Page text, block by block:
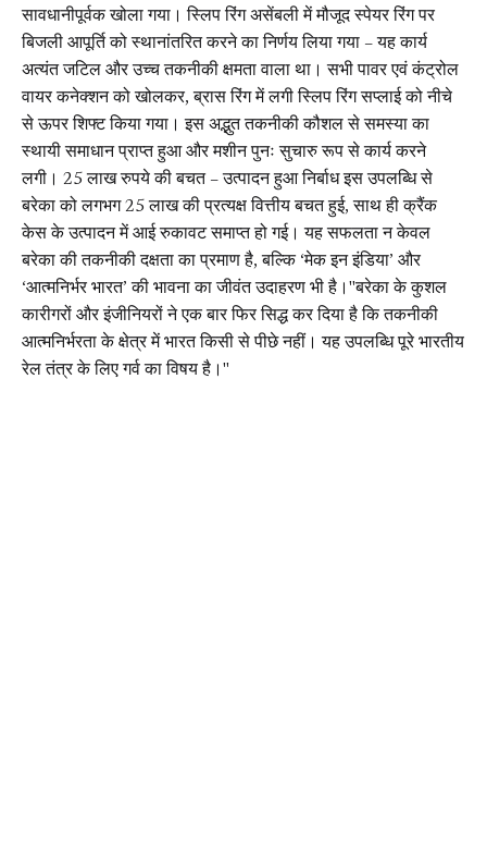
सावधानीपूर्वक खोला गया। स्लिप रिंग असेंबली में मौजूद स्पेयर रिंग पर
बिजली आपूर्ति को स्थानांतरित करने का निर्णय लिया गया – यह कार्य
अत्यंत जटिल और उच्च तकनीकी क्षमता वाला था। सभी पावर एवं कंट्रोल
वायर कनेक्शन को खोलकर, ब्रास रिंग में लगी स्लिप रिंग सप्लाई को नीचे
से ऊपर शिफ्ट किया गया। इस अद्भुत तकनीकी कौशल से समस्या का
स्थायी समाधान प्राप्त हुआ और मशीन पुनः सुचारु रूप से कार्य करने
लगी। 25 लाख रुपये की बचत – उत्पादन हुआ निर्बाध इस उपलब्धि से
बरेका को लगभग ₹25 लाख की प्रत्यक्ष वित्तीय बचत हुई, साथ ही क्रैंक
केस के उत्पादन में आई रुकावट समाप्त हो गई। यह सफलता न केवल
बरेका की तकनीकी दक्षता का प्रमाण है, बल्कि ‘मेक इन इंडिया’ और
‘आत्मनिर्भर भारत’ की भावना का जीवंत उदाहरण भी है।"बरेका के कुशल
कारीगरों और इंजीनियरों ने एक बार फिर सिद्ध कर दिया है कि तकनीकी
आत्मनिर्भरता के क्षेत्र में भारत किसी से पीछे नहीं। यह उपलब्धि पूरे भारतीय
रेल तंत्र के लिए गर्व का विषय है।"